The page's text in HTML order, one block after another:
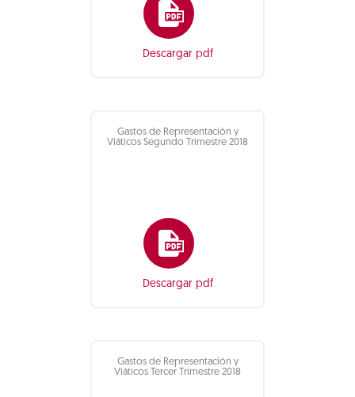
Descargar pdf
Gastos de Representación y
Viáticos Segundo Trimestre 2018
Descargar pdf
Gastos de Representación y
Viáticos Tercer Trimestre 2018